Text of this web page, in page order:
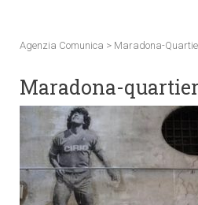
Agenzia Comunica > Maradona-
Maradona-